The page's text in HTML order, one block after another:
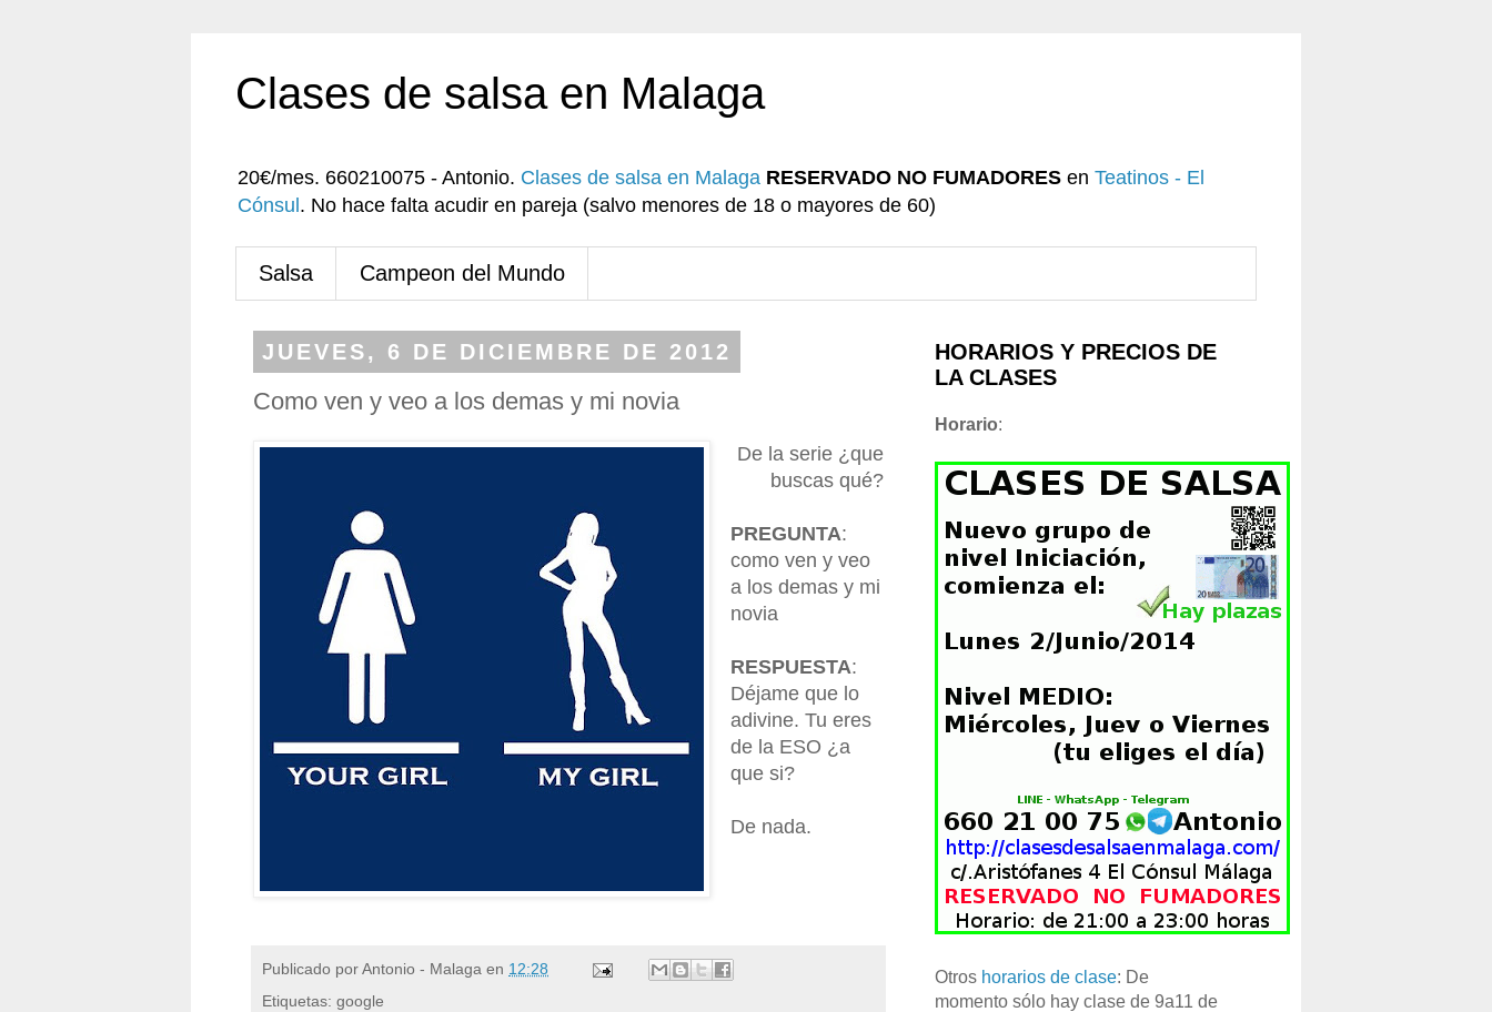
Clases de salsa en Malaga
20€/mes. 660210075 - Antonio. Clases de salsa en Malaga RESERVADO NO FUMADORES en Teatinos - El
Cónsul . No hace falta acudir en pareja (salvo menores de 18 o mayores de 60)
Salsa Campeon del Mundo
JUEVES, 6 DE DICIEMBRE DE 2012
Como ven y veo a los demas y mi novia
De la serie ¿que
buscas qué?
PREGUNTA:
como ven y veo
a los demas y mi
novia
RESPUESTA:
Déjame que lo
adivine. Tu eres
de la ESO ¿a
que si?
De nada.
Publicado porAntonio - Malaga en 12:28
Etiquetas: google
HORARIOS Y PRECIOS DE
LA CLASES
Horario:
Otros horarios de clase: De
momento sólo hay clase de 9a11 de